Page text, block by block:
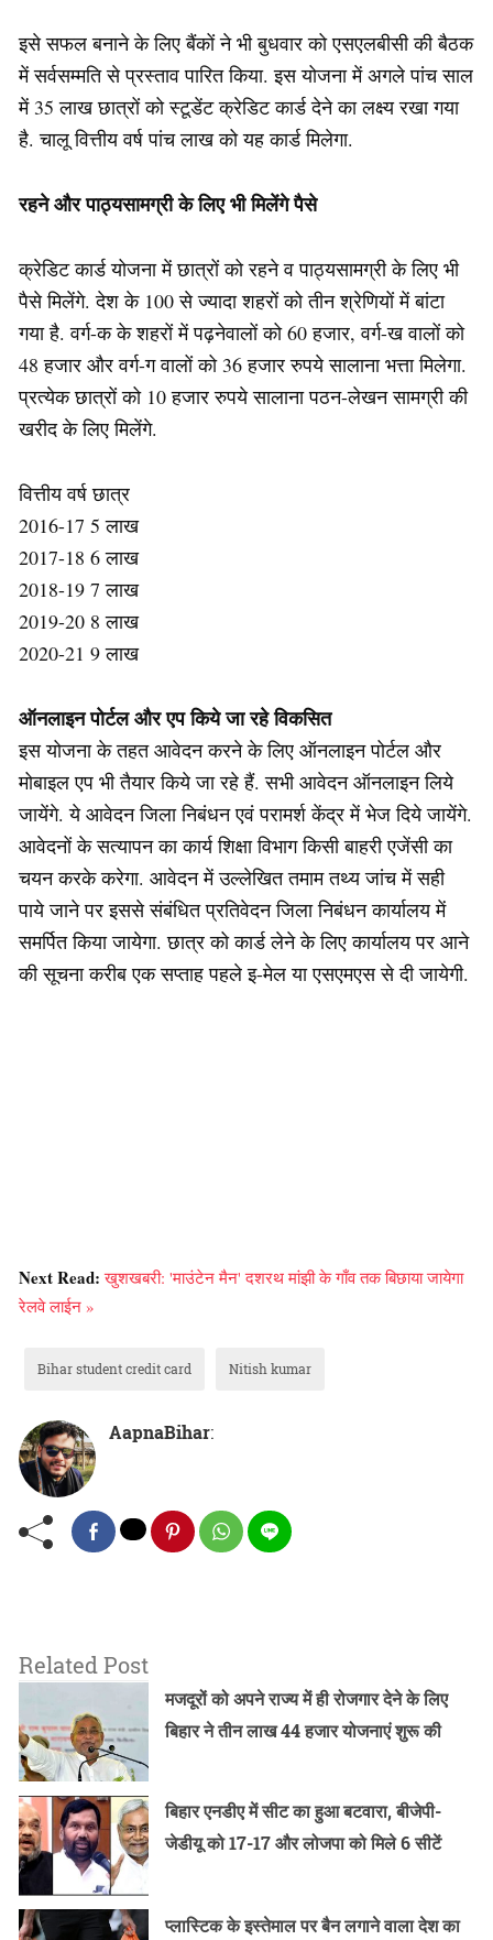
इसे सफल बनाने के लिए बैंकों ने भी बुधवार को एसएलबीसी की बैठक
में सर्वसम्मति से प्रस्ताव पारित किया. इस योजना में अगले पांच साल
में 35 लाख छात्रों को स्टूडेंट क्रेडिट कार्ड देने का लक्ष्य रखा गया
है. चालू वित्तीय वर्ष पांच लाख को यह कार्ड मिलेगा.
रहने और पाठ्यसामग्री के लिए भी मिलेंगे पैसे
क्रेडिट कार्ड योजना में छात्रों को रहने व पाठ्यसामग्री के लिए भी
पैसे मिलेंगे. देश के 100 से ज्यादा शहरों को तीन श्रेणियों में बांटा
गया है. वर्ग-क के शहरों में पढ़नेवालों को 60 हजार, वर्ग-ख वालों को
48 हजार और वर्ग-ग वालों को 36 हजार रुपये सालाना भत्ता मिलेगा.
प्रत्येक छात्रों को 10 हजार रुपये सालाना पठन-लेखन सामग्री की
खरीद के लिए मिलेंगे.
वित्तीय वर्ष छात्र
2016-17 5 लाख
2017-18 6 लाख
2018-19 7 लाख
2019-20 8 लाख
2020-21 9 लाख
ऑनलाइन पोर्टल और एप किये जा रहे विकसित
इस योजना के तहत आवेदन करने के लिए ऑनलाइन पोर्टल और
मोबाइल एप भी तैयार किये जा रहे हैं. सभी आवेदन ऑनलाइन लिये
जायेंगे. ये आवेदन जिला निबंधन एवं परामर्श केंद्र में भेज दिये जायेंगे.
आवेदनों के सत्यापन का कार्य शिक्षा विभाग किसी बाहरी एजेंसी का
चयन करके करेगा. आवेदन में उल्लेखित तमाम तथ्य जांच में सही
पाये जाने पर इससे संबंधित प्रतिवेदन जिला निबंधन कार्यालय में
समर्पित किया जायेगा. छात्र को कार्ड लेने के लिए कार्यालय पर आने
की सूचना करीब एक सप्ताह पहले इ-मेल या एसएमएस से दी जायेगी.
Next Read:खुशखबरी: 'माउंटेन मैन' दशरथ मांझी के गाँव तक बिछाया जायेगा
रेलवे लाईन »
Bihar student credit card Nitish kumar
AapnaBihar:
Related Post
मजदूरों को अपने राज्य में ही रोजगार देने के लिए
बिहार ने तीन लाख 44 हजार योजनाएं शुरू की
बिहार एनडीए में सीट का हुआ बटवारा, बीजेपी-
जेडीयू को 17-17 और लोजपा को मिले 6 सीटें
प्लास्टिक के इस्तेमाल पर बैन लगाने वाला देश का